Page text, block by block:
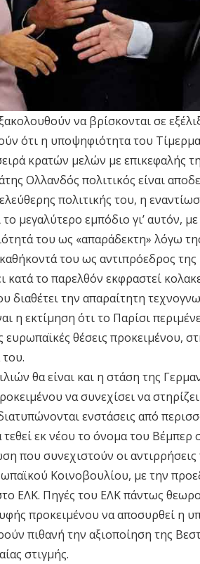
να βρίσκονται σε
ότι η υποψηφιότητα του
κρατών μελών με επικεφαλής
Ολλανδός πολιτικός είναι
πολιτικής του, η
μεγαλύτερο εμπόδιο γι’ αυτόν,
του ως «απαράδεκτη» λόγω
του ως αντιπρόεδρος
το παρελθόν εκφραστεί
διαθέτει την απαραίτητη
η εκτίμηση ότι το Παρίσι
θέσεις προκειμένου,
θα είναι και η στάση της
να συνεχίσει να
ενστάσεις από
εκ νέου το όνομα του Βέμπερ
που συνεχιστούν οι
Κοινοβουλίου, με την
ΕΛΚ. Πηγές του ΕΛΚ πάντως
προκειμένου να αποσυρθεί η
πιθανή την αξιοποίηση της
στιγμής.